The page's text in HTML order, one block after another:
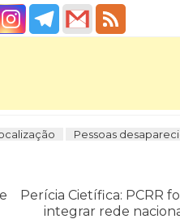
Pessoas
Perícia Cietífica: PCRR
integrar rede